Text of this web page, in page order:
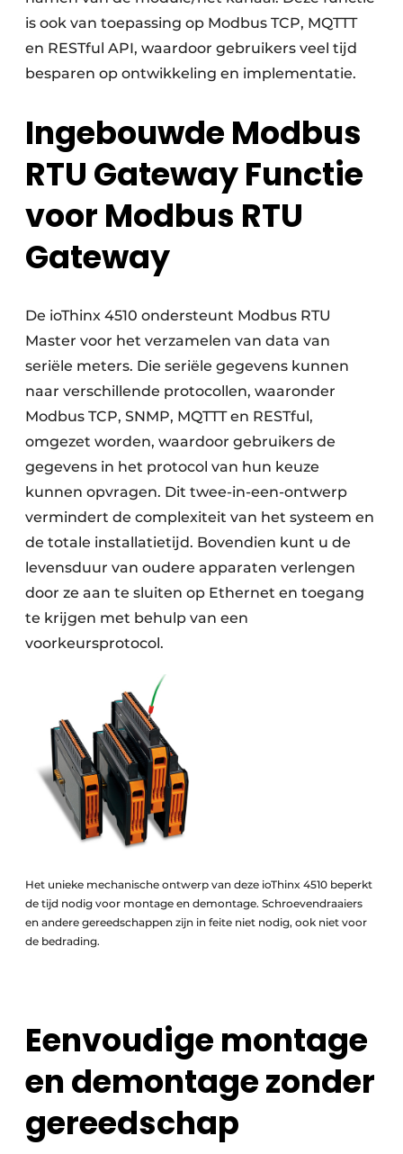
is ook van toepassing op Modbus TCP, MQTTT
en RESTful API, waardoor gebruikers veel tijd
besparen op ontwikkeling en implementatie.
Ingebouwde Modbus
RTU Gateway Functie
voor Modbus RTU
Gateway
De ioThinx 4510 ondersteunt Modbus RTU
Master voor het verzamelen van data van
seriële meters. Die seriële gegevens kunnen
naar verschillende protocollen, waaronder
Modbus TCP, SNMP, MQTTT en RESTful,
omgezet worden, waardoor gebruikers de
gegevens in het protocol van hun keuze
kunnen opvragen. Dit twee-in-een-ontwerp
vermindert de complexiteit van het systeem en
de totale installatietijd. Bovendien kunt u de
levensduur van oudere apparaten verlengen
door ze aan te sluiten op Ethernet en toegang
te krijgen met behulp van een
voorkeursprotocol.
Het unieke mechanische ontwerp van deze ioThinx 4510 beperkt
de tijd nodig voor montage en demontage. Schroevendraaiers
en andere gereedschappen zijn in feite niet nodig, ook niet voor
de bedrading.
Eenvoudige montage
en demontage zonder
gereedschap